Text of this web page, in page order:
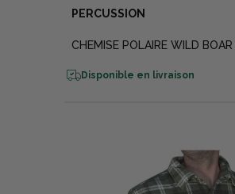
PERCUSSION
CHEMISE POLAIRE WILD BOAR
Disponible en livraison